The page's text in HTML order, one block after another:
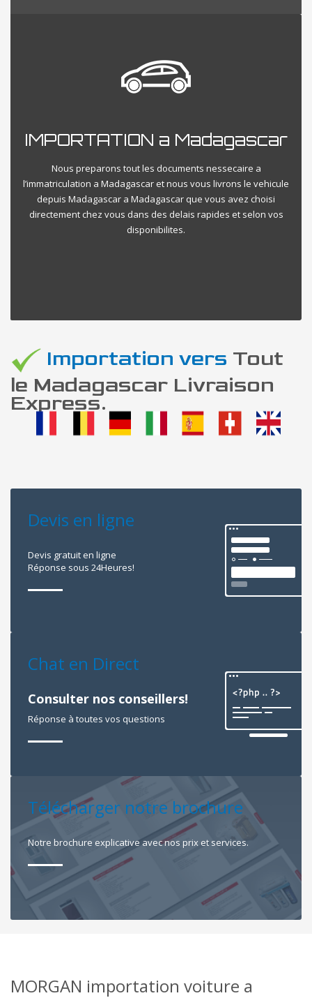
IMPORTATION a Madagascar
Nous preparons tout les documents nessecaire a
l’immatriculation a Madagascar et nous vous livrons le vehicule
depuis Madagascar a Madagascar que vous avez choisi
directement chez vous dans des delais rapides et selon vos
disponibilites.
Importation vers Tout
le Madagascar Livraison
Express.
Devis en ligne
Devis gratuit en ligne
Réponse sous 24Heures!
Chat en Direct
Consulter nos conseillers!
Réponse à toutes vos questions
Télécharger notre brochure
Notre brochure explicative avec nos prix et services.
MORGAN importation voiture a